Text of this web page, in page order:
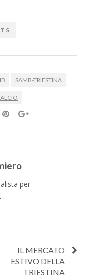
SAMB-TRIESTINA
per
IL MERCATO
ESTIVO DELLA
TRIESTINA